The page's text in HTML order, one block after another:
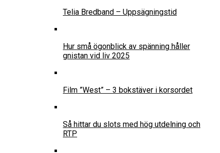
Telia Bredband – Uppsägningstid
Hur små ögonblick av spänning håller
gnistan vid liv 2025
Film ”West” – 3 bokstäver i korsordet
Så hittar du slots med hög utdelning och
RTP